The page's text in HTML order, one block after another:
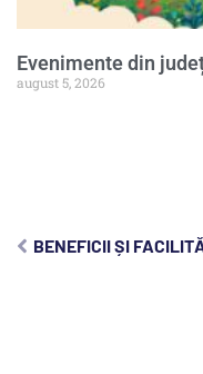
Evenimente din
august 5, 2026